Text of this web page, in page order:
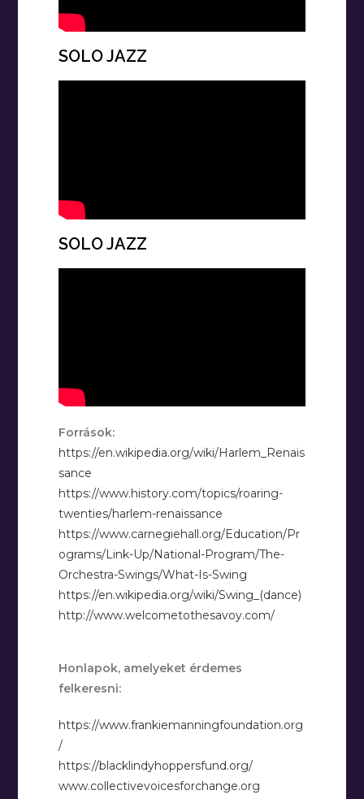
SOLO JAZZ
SOLO JAZZ
Források:
https://en.wikipedia.org/wiki/Harlem_Renais
sance
https://www.history.com/topics/roaring-
twenties/harlem-renaissance
https://www.carnegiehall.org/Education/Pr
ograms/Link-Up/National-Program/The-
Orchestra-Swings/What-Is-Swing
https://en.wikipedia.org/wiki/Swing_(dance)
http://www.welcometothesavoy.com/
Honlapok, amelyeket érdemes
felkeresni:
https://www.frankiemanningfoundation.org
/
https://blacklindyhoppersfund.org/
www.collectivevoicesforchange.org